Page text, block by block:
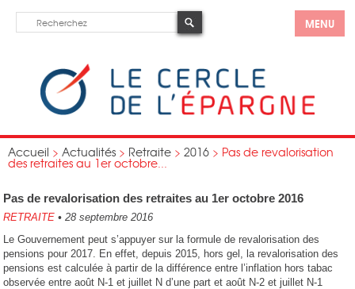
MENU
Accueil > Actualités > Retraite > 2016 > Pas de revalorisation
des retraites au 1er octobre...
Pas de revalorisation des retraites au 1er octobre 2016
RETRAITE • 28 septembre 2016
Le Gouvernement peut s’appuyer sur la formule de revalorisation des
pensions pour 2017. En effet, depuis 2015, hors gel, la revalorisation des
pensions est calculée à partir de la différence entre l’inflation hors tabac
observée entre août N-1 et juillet N d’une part et août N-2 et juillet N-1